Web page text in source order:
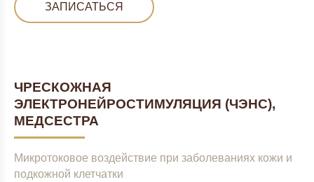
ЗАПИСАТЬСЯ
ЧРЕСКОЖНАЯ
ЭЛЕКТРОНЕЙРОСТИМУЛЯЦИЯ (ЧЭНС),
МЕДСЕСТРА
Микротоковое воздействие при заболеваниях кожи и
подкожной клетчатки